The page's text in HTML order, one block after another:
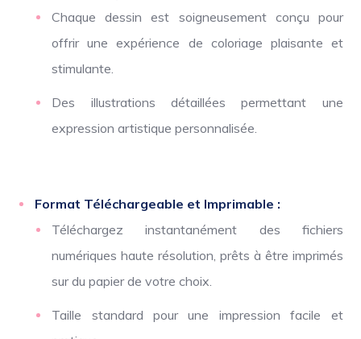
Chaque dessin est soigneusement conçu pour
offrir une expérience de coloriage plaisante et
stimulante.
Des illustrations détaillées permettant une
expression artistique personnalisée.
Format Téléchargeable et Imprimable :
Téléchargez instantanément des fichiers
numériques haute résolution, prêts à être imprimés
sur du papier de votre choix.
Taille standard pour une impression facile et